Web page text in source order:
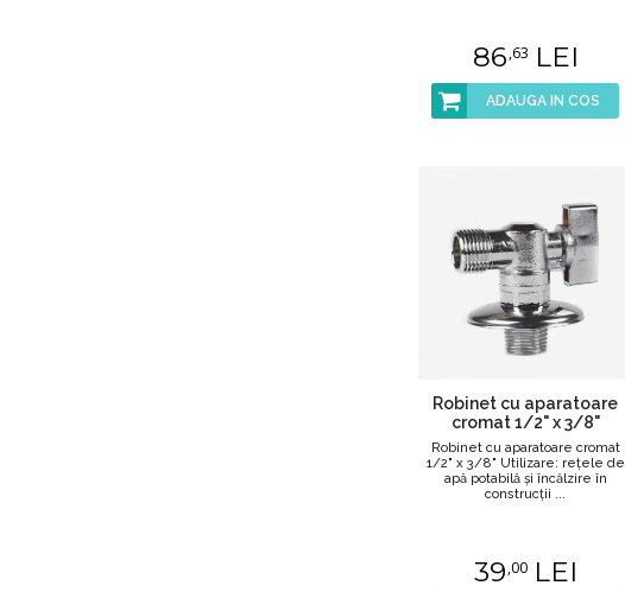
86,63LEI
ADAUGA IN COS
Robinet cu aparatoare
cromat 1/2" x 3/8"
Robinet cu aparatoare cromat
1/2" x 3/8" Utilizare: reţele de
apă potabilă şi încălzire în
construcţii ...
39,00LEI